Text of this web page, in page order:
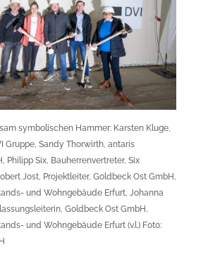
symbolischen Hammer: Karsten Kluge,
Gruppe, Sandy Thorwirth, antaris
Philipp Six, Bauherren­vertreter, Six
Jost, Projektleiter, Goldbeck Ost GmbH,
und Wohngebäude Erfurt, Johanna
Goldbeck Ost GmbH,
und Wohngebäude Erfurt (v.l.) Foto: